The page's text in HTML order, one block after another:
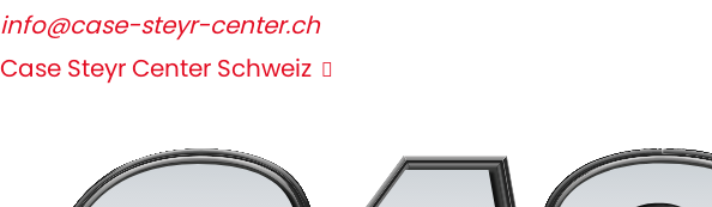
info@case-steyr-center.ch
Case Steyr Center Schweiz